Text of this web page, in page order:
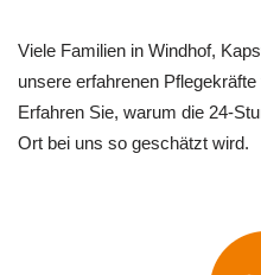
Viele Familien in Windhof,
unsere erfahrenen
Erfahren Sie, warum die 24-
Ort bei uns so geschätzt wird.